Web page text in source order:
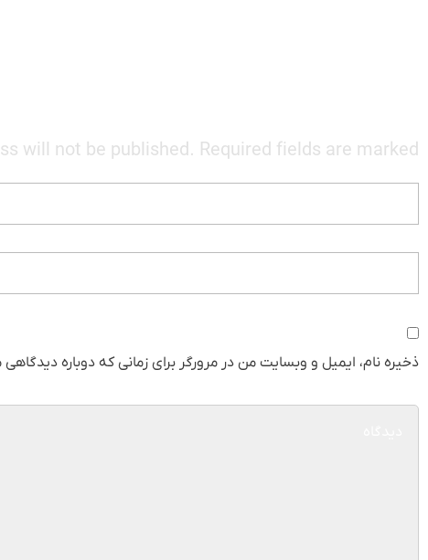
will not be published. Required fields are marked *
ذخیره نام، ایمیل و وبسایت من در مرورگر برای زمانی که دوباره